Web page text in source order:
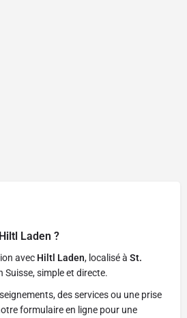
Hiltl Laden ?
avec Hiltl Laden, localisé à St.
Suisse, simple et directe.
des services ou une prise
formulaire en ligne pour une